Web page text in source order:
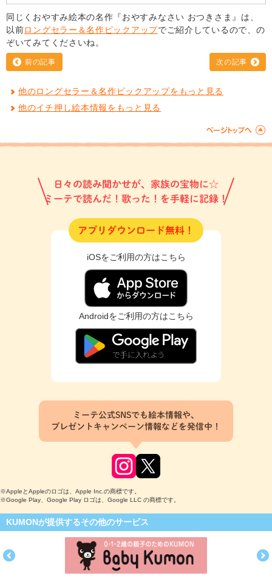
同じくおやすみ絵本の名作『おやすみなさい おつきさま』は、
以前ロングセラー＆名作ピックアップでご紹介しているので、の
ぞいてみてくださいね。
前の記事 次の記事
他のロングセラー＆名作ピックアップをもっと見る
他のイチ押し絵本情報をもっと見る
日々の読み聞かせが、家族の宝物に☆
ミーテで読んだ！歌った！を手軽に記録！
アプリダウンロード無料！
iOSをご利用の方はこちら
Androidをご利用の方はこちら
ミーテ公式SNSでも絵本情報や、
プレゼントキャンペーン情報などを発信中！
※AppleとAppleのロゴは、Apple Inc.の商標です。
※Google Play、Google Play ロゴは、Google LLC の商標です。
KUMONが提供するその他のサービス